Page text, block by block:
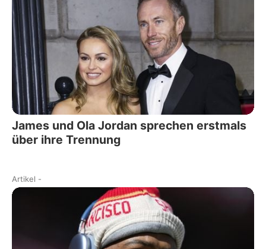
James und Ola Jordan sprechen erstmals
über ihre Trennung
Artikel -